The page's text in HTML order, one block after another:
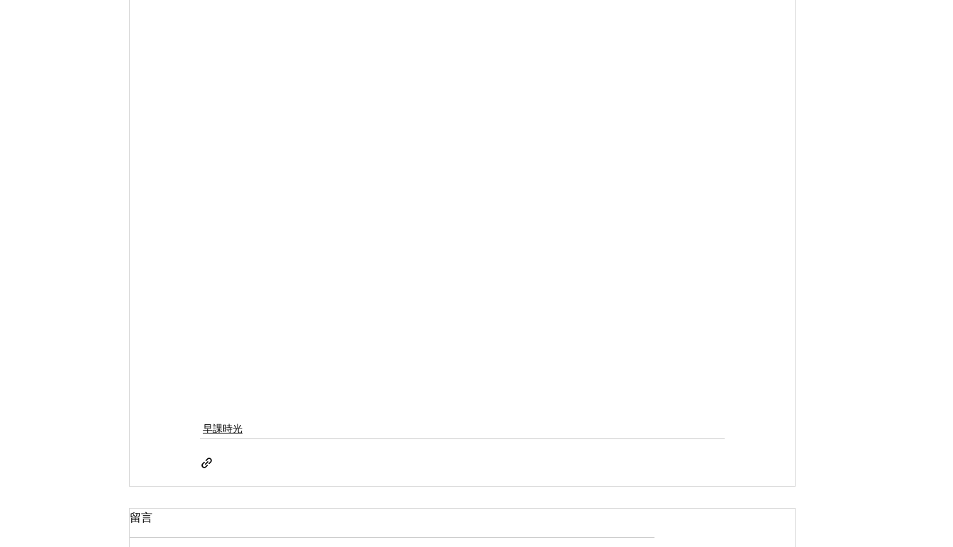
早課時光
留言